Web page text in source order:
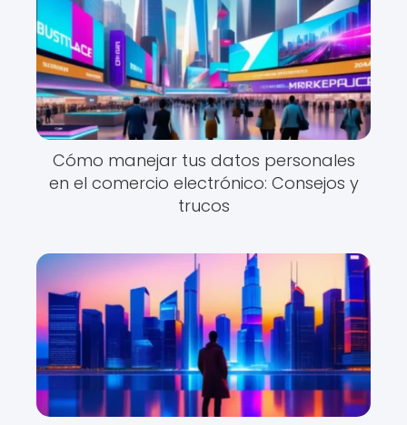
Cómo manejar tus datos personales
en el comercio electrónico: Consejos y
trucos